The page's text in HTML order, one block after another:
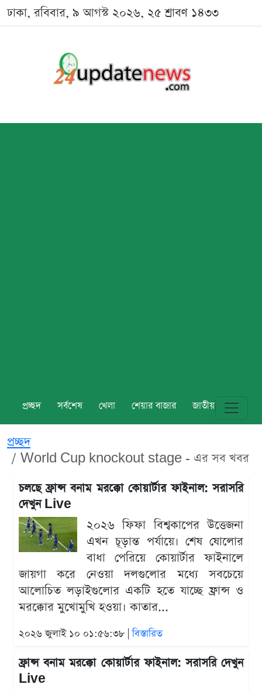
ঢাকা, রবিবার, ৯ আগস্ট ২০২৬, ২৫ শ্রাবণ ১৪৩৩
প্রচ্ছদ সর্বশেষ খেলা শেয়ার বাজার জাতীয় বিশ্ব
প্রচ্ছদ
World Cup knockout stage - এর সব খবর
চলছে ফ্রান্স বনাম মরক্কো কোয়ার্টার ফাইনাল: সরাসরি
দেখুন Live
২০২৬ ফিফা বিশ্বকাপের উত্তেজনা
এখন চূড়ান্ত পর্যায়ে। শেষ ষোলোর
বাধা পেরিয়ে কোয়ার্টার ফাইনালে
জায়গা করে নেওয়া দলগুলোর মধ্যে সবচেয়ে
আলোচিত লড়াইগুলোর একটি হতে যাচ্ছে ফ্রান্স ও
মরক্কোর মুখোমুখি হওয়া। কাতার...
২০২৬ জুলাই ১০ ০১:৫৬:৩৮ |বিস্তারিত
ফ্রান্স বনাম মরক্কো কোয়ার্টার ফাইনাল: সরাসরি দেখুন
Live